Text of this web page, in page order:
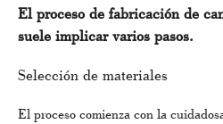
El proceso de fabricación de
suele implicar varios pasos.
Selección de materiales
El proceso comienza con la